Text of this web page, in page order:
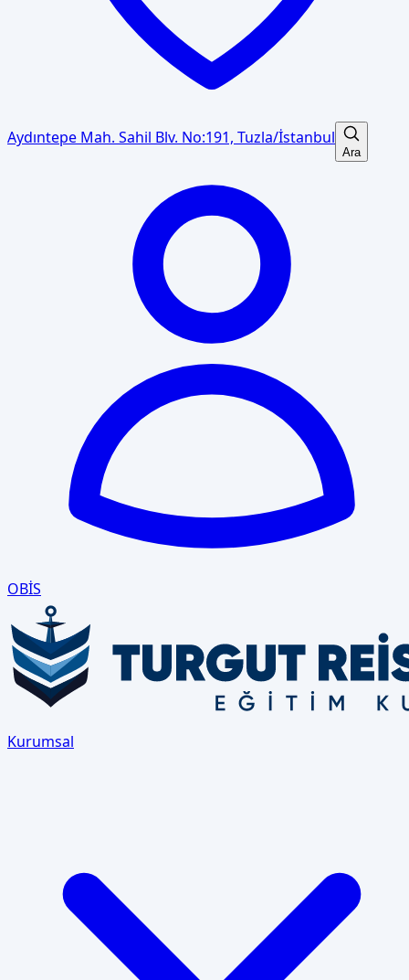
Aydıntepe Mah. Sahil Blv. No:191, Tuzla/İstanbul
Ara
OBİS
Kurumsal